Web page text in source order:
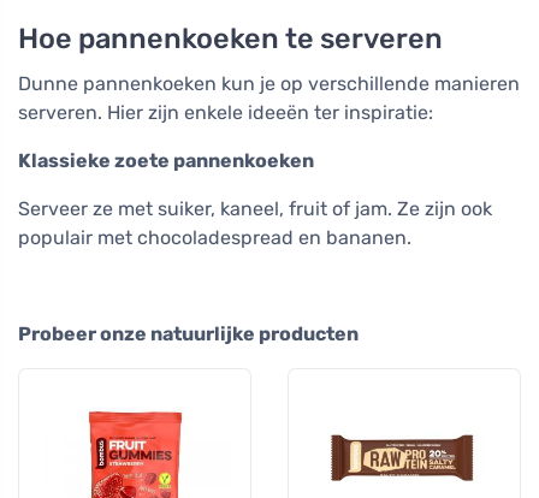
Hoe pannenkoeken te serveren
Dunne pannenkoeken kun je op verschillende manieren
serveren. Hier zijn enkele ideeën ter inspiratie:
Klassieke zoete pannenkoeken
Serveer ze met suiker, kaneel, fruit of jam. Ze zijn ook
populair met chocoladespread en bananen.
Probeer onze natuurlijke producten